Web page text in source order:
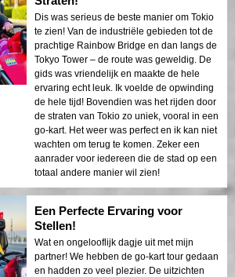
Dis was serieus de beste manier om Tokio
te zien! Van de industriële gebieden tot de
prachtige Rainbow Bridge en dan langs de
Tokyo Tower – de route was geweldig. De
gids was vriendelijk en maakte de hele
ervaring echt leuk. Ik voelde de opwinding
de hele tijd! Bovendien was het rijden door
de straten van Tokio zo uniek, vooral in een
go-kart. Het weer was perfect en ik kan niet
wachten om terug te komen. Zeker een
aanrader voor iedereen die de stad op een
totaal andere manier wil zien!
Een Perfecte Ervaring voor
Stellen!
Wat en ongelooflijk dagje uit met mijn
partner! We hebben de go-kart tour gedaan
en hadden zo veel plezier. De uitzichten